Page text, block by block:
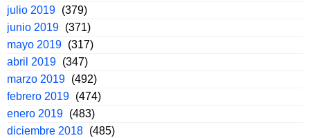
julio 2019 (379)
junio 2019 (371)
mayo 2019 (317)
abril 2019 (347)
marzo 2019 (492)
febrero 2019 (474)
enero 2019 (483)
diciembre 2018 (485)